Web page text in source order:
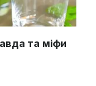
та міфи